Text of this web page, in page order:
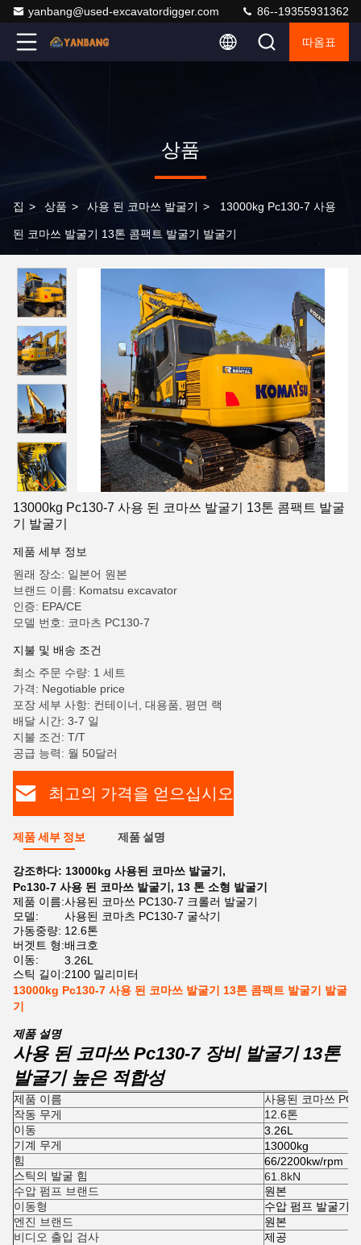
yanbang@used-excavatordigger.com 86--19355931362
따옴표
상품
집 > 상품 > 사용 된 코마쓰 발굴기 > 13000kg Pc130-7 사용
된 코마쓰 발굴기 13톤 콤팩트 발굴기 발굴기
13000kg Pc130-7 사용 된 코마쓰 발굴기 13톤 콤팩트 발굴
기 발굴기
제품 세부 정보
원래 장소: 일본어 원본
브랜드 이름: Komatsu excavator
인증: EPA/CE
모델 번호: 코마츠 PC130-7
지불 및 배송 조건
최소 주문 수량: 1 세트
가격: Negotiable price
포장 세부 사항: 컨테이너, 대용품, 평면 랙
배달 시간: 3-7 일
지불 조건: T/T
공급 능력: 월 50달러
최고의 가격을 얻으십시오
제품 세부 정보 제품 설명
강조하다: 13000kg 사용된 코마쓰 발굴기 ,
Pc130-7 사용 된 코마쓰 발굴기 , 13 톤 소형 발굴기
제품 이름:사용된 코마쓰 PC130-7 크롤러 발굴기
모델:
사용된 코마츠 PC130-7 굴삭기
가동중량: 12.6톤
버겟트 형:배크호
이동:
3.26L
스틱 길이:2100 밀리미터
13000kg Pc130-7 사용 된 코마쓰 발굴기 13톤 콤팩트 발굴기 발굴
기
제품 설명
사용 된 코마쓰 Pc130-7 장비 발굴기 13톤
발굴기 높은 적합성
제품 이름
사용된 코마쓰
작동 무게
12.6톤
이동
3.26L
기계 무게
13000kg
힘
66/2200kw/rpm
스틱의 발굴 힘
61.8kN
수압 펌프 브랜드
원본
이동형
수압 펌프 발굴기
엔진 브랜드
원본
비디오 출입 검사
제공